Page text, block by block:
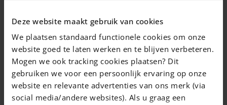
Deze website maakt gebruik van cookies
We plaatsen standaard functionele cookies om onze
website goed te laten werken en te blijven verbeteren.
Mogen we ook tracking cookies plaatsen? Dit
gebruiken we voor een persoonlijk ervaring op onze
website en relevante advertenties van ons merk (via
social media/andere websites). Als u graag een
Tuinbankje kastanje
ronde poten zonder
rugleuning
Tuinbank van kastanje
Tuinbankje kastanje
vierkante poten
zonder rugleuning